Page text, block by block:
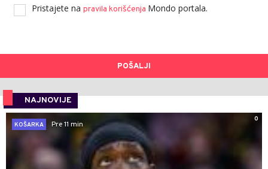
Pristajete na pravila korišćenja Mondo portala.
POŠALJI
NAJNOVIJE
0
KOŠARKA
Pre 11 min